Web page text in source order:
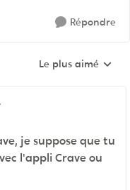
Répondre
Réponses triées
Le plus aimé
je suppose que tu
l'appli Crave ou